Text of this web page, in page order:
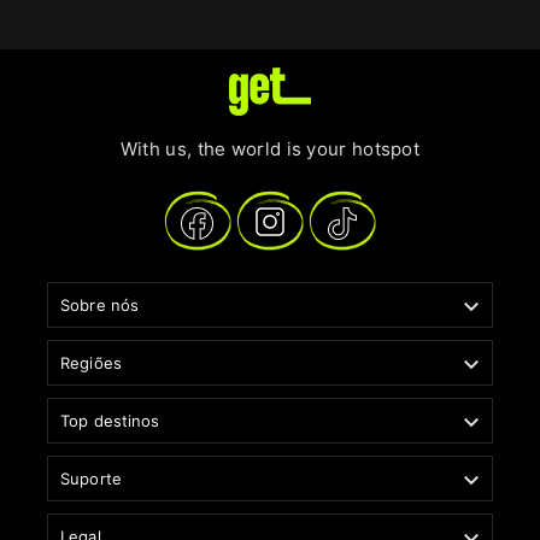
With us, the world is your hotspot
Sobre nós 
Regiões 
Top destinos 
Suporte 
Legal